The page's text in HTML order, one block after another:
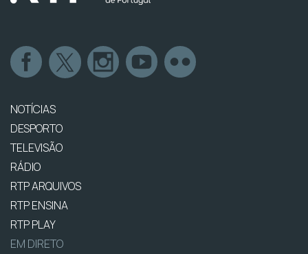
NOTÍCIAS
DESPORTO
TELEVISÃO
RÁDIO
RTP ARQUIVOS
RTP ENSINA
RTP PLAY
EM DIRETO